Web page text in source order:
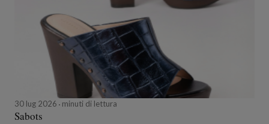
30 lug 2026 minuti di lettura
Sabots